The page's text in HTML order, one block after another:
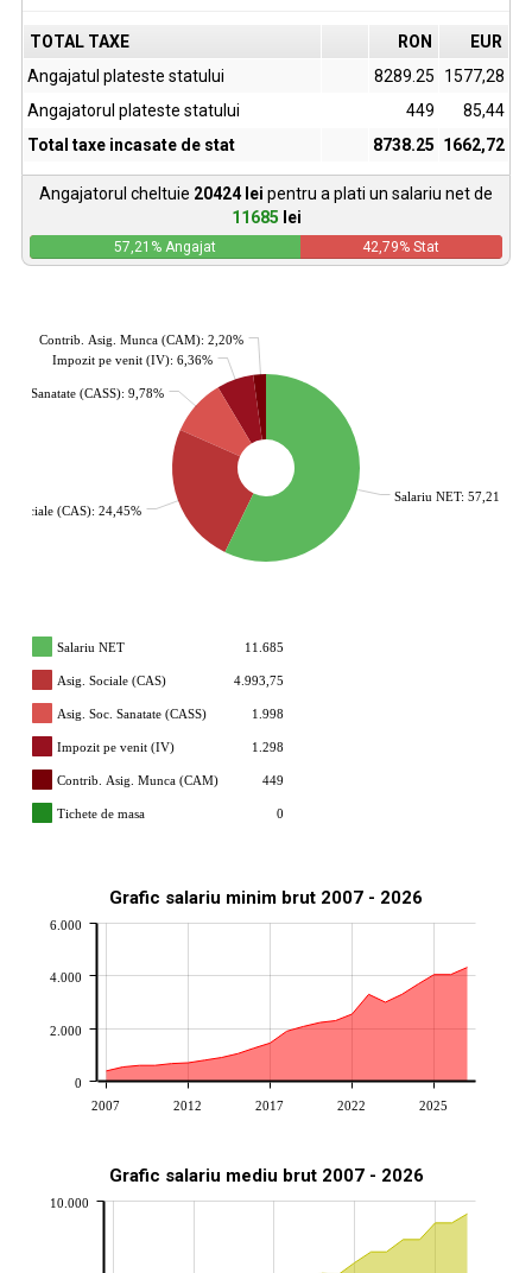
TOTAL TAXE RON
EUR
Angajatul plateste statului
8289.25
1577,28
Angajatorul plateste statului
449
85,44
Total taxe incasate de stat
8738.25 1662,72
Angajatorul cheltuie 20424 lei pentru a plati un salariu net de
11685 lei
57,21 % Angajat 42,79% Stat
Salariu NET: 57,21%
Sociale (CAS): 24,45%
Sanatate (CASS): 9,78%
Impozit pe venit (IV): 6,36%
Contrib. Asig. Munca (CAM): 2,20%
Salariu NET 11.685
Asig. Sociale (CAS) 4.993,75
Asig. Soc. Sanatate (CASS) 1.998
Impozit pe venit (IV) 1.298
Contrib. Asig. Munca (CAM) 449
Tichete de masa 0
Grafic salariu minim brut 2007 - 2026
2007 2012 2017 2022 2025
0
2.000
4.000
6.000
Grafic salariu mediu brut 2007 - 2026
10.000